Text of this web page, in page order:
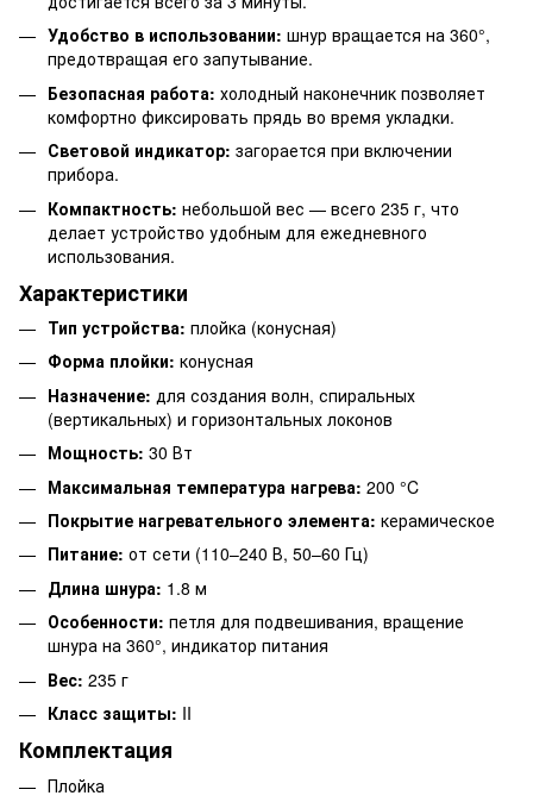
Удобство в использовании: шнур вращается на 360°,
предотвращая его запутывание.
Безопасная работа: холодный наконечник позволяет
комфортно фиксировать прядь во время укладки.
Световой индикатор: загорается при включении
прибора.
Компактность: небольшой вес — всего 235 г, что
делает устройство удобным для ежедневного
использования.
Характеристики
Тип устройства: плойка (конусная)
Форма плойки: конусная
Назначение: для создания волн, спиральных
(вертикальных) и горизонтальных локонов
Мощность: 30 Вт
Максимальная температура нагрева: 200 °C
Покрытие нагревательного элемента: керамическое
Питание: от сети (110–240 В, 50–60 Гц)
Длина шнура: 1.8 м
Особенности: петля для подвешивания, вращение
шнура на 360°, индикатор питания
Вес: 235 г
Класс защиты: II
Комплектация
Плойка